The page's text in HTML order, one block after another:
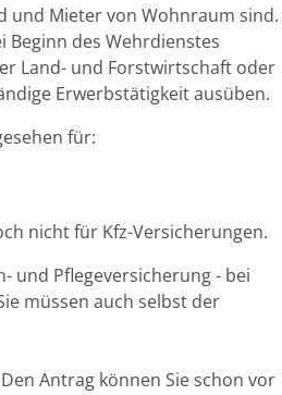
und Mieter von Wohnraum sind.
Beginn des Wehrdienstes
Land- und Forstwirtschaft oder
Erwerbstätigkeit ausüben.
für:
nicht für Kfz-Versicherungen.
und Pflegeversicherung - bei
müssen auch selbst der
Antrag können Sie schon vor